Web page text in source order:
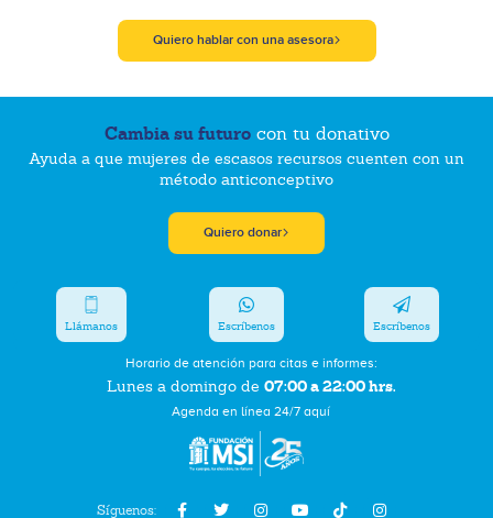
Quiero hablar con una asesora
Cambia su futurocon tu donativo
Ayuda a que mujeres de escasos recursos cuenten con un
método anticonceptivo
Quiero donar
Síguenos:
Horario de atención para citas e informes:
Lunes a domingo de 07:00 a 22:00 hrs.
Agenda en línea 24/7 aquí
Llámanos Escríbenos Escríbenos